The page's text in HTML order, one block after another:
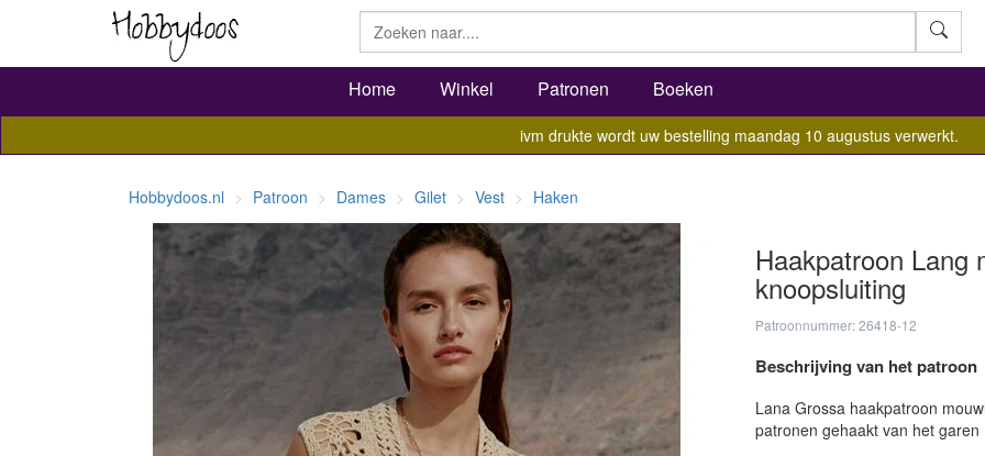
Home Winkel Patronen Boeken
ivm drukte wordt uw bestelling maandag 10 augustus verwerkt.
Hobbydoos.nl Patroon Dames Gilet Vest Haken
Haakpatroon Lang
knoopsluiting
Patroonnummer: 26418-12
Beschrijving van het patroon
Lana Grossa haakpatroon
patronen gehaakt van het